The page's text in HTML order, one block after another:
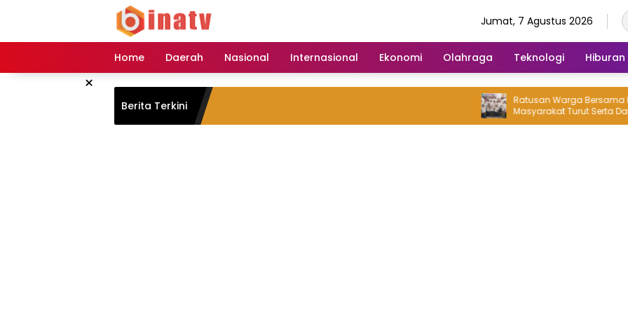
Jumat, 7 Agustus 2026
Home Daerah Nasional Internasional Ekonomi Olahraga Teknologi Hiburan
×
Berita Terkini
Ratusan Warga Bersama Puluhan
Masyarakat Turut Serta Daftarkan Pipit
Sebagai Bakal Calon Kepala Desa